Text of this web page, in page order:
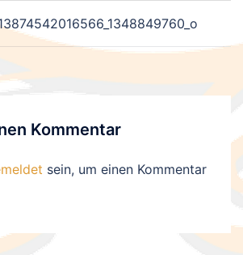
Kommentar
sein, um einen Kommentar